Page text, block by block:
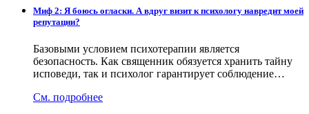
Миф 2: Я боюсь огласки. А вдруг визит к психологу навредит моей
репутации?
Базовыми условием психотерапии является
безопасность. Как священник обязуется хранить тайну
исповеди, так и психолог гарантирует соблюдение…
См. подробнее